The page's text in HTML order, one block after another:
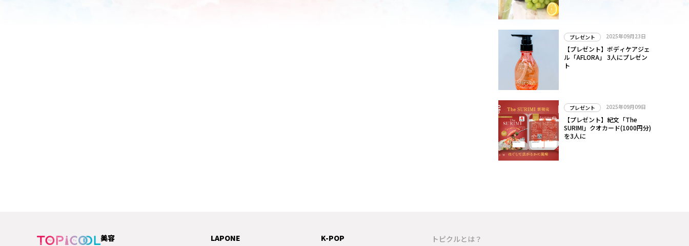
プレゼント 2025年09月23日
【プレゼント】ボディケアジェ
ル「AFLORA」 3人にプレゼン
ト
プレゼント 2025年09月09日
【プレゼント】紀文「The
SURIMI」クオカード(1000円分)
を3人に
美容
LAPONE
K-POP
トピクルとは？